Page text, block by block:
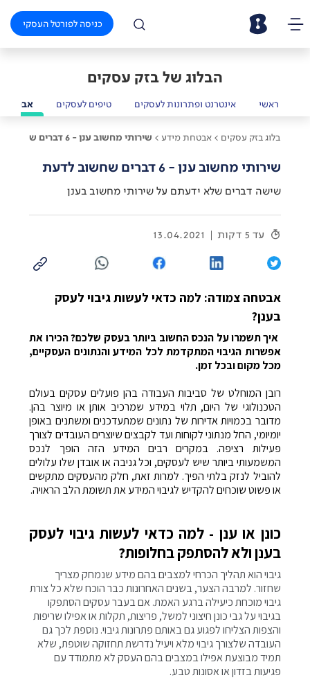
כניסה לפורטל העסקי
הבלוג של בזק עסקים
ראשי אינטרנט ופתרונות לעסקים טיפים לעסקים אבטחת
בלוג בזק עסקים > אבטחת מידע > שירותי מחשוב ענן - 6 דברים שחשוב לדעת
שירותי מחשוב ענן - 6 דברים שחשוב לדעת
שישה דברים שלא ידעתם על שירותי מחשוב בענן
עד 5 דקות 13.04.2021
אבטחה צמודה: למה כדאי לעשות גיבוי לעסק
בענן?
איך תשמרו על הנכס החשוב ביותר בעסק שלכם? הכירו את
אפשרות הגיבוי המתקדמת לכל המידע והנתונים העסקיים,
מכל מקום ובכל זמן.
רובן המוחלט של סביבות העבודה בהן פועלים עסקים בעולם
הטכנולוגי של היום, תלוי במידע שמרכיב אותן או מיוצר בהן.
מדובר בכמויות אדירות של נתונים שמתעדכנים ומשתנים באופן
יומיומי, החל מנתוני לקוחות ועד לקבצים שיוצרים העובדים לצורך
פעילות רציפה. במקרים רבים המידע הזה הופך לנכס
המשמעותי ביותר שיש לעסקים, וכל גניבה או אובדן שלו עלולים
להוביל לנזק בלתי הפיך. למרות זאת, חלק מהעסקים מתקשים
או פשוט שוכחים להקדיש לגיבוי המידע את תשומת הלב הראויה.
כונן או ענן - למה כדאי לעשות גיבוי לעסק
בענן ולא להסתפק בחלופות?
גיבוי הוא תהליך הכרחי למצבים בהם מידע שנמחק מצריך
שחזור. למרבה הצער, בשנים האחרונות כבר הוכח שלא כל צורת
גיבוי מוכחת כיעילה ברגע האמת. אם בעבר עסקים הסתפקו
בגיבוי על גבי כונן חיצוני למשל, פריצות, תקלות או אפילו שריפות
והצפות הצליחו לפגוע גם באותם פתרונות גיבוי. נוספת לכך גם
העובדה שלצורך גיבוי מלא ויעיל נדרשת תחזוקה שוטפת, שלא
תמיד מבוצעת אפילו במצבים בהם העסק לא מתמודד עם
פגיעות בזדון או אסונות טבע.